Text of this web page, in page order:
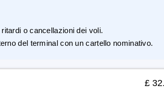
o cancellazioni dei voli.
del terminal con un cartello nominativo.
£